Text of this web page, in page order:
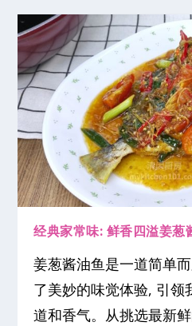
经典家常味: 鲜香四溢姜葱
姜葱酱油鱼是一道简单
了美妙的味觉体验, 引领
道和香气。从挑选最新